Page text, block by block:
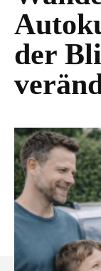
der